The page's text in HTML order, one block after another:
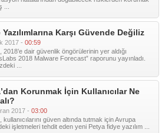
...
Karşı Güvende Değiliz
2017 - 00:59
2018’e dair güvenlik öngörülerinin yer aldığı
2018 Malware Forecast” raporunu yayınladı.
...
Korunmak İçin Kullanıcılar Ne
2017 - 03:00
kullanıcılarını güven altında tutmak için Avrupa
işletmeleri tehdit eden yeni Petya fidye yazılım ...